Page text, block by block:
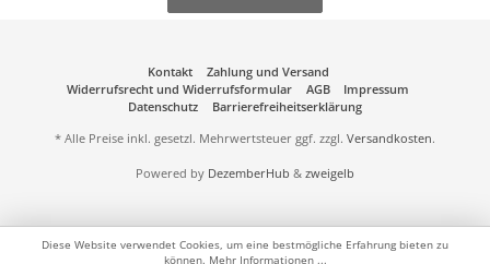
Kontakt
Zahlung und Versand
Widerrufsrecht und Widerrufsformular
AGB
Impressum
Datenschutz
Barrierefreiheitserklärung
* Alle Preise inkl. gesetzl. Mehrwertsteuer ggf. zzgl. Versandkosten.
Powered by DezemberHub & zweigelb
Diese Website verwendet Cookies, um eine bestmögliche Erfahrung bieten zu
können. Mehr Informationen ...